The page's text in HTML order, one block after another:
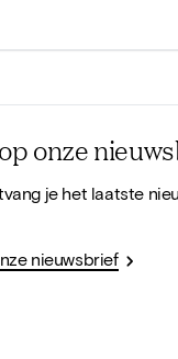
onze
je het laatste
nieuwsbrief